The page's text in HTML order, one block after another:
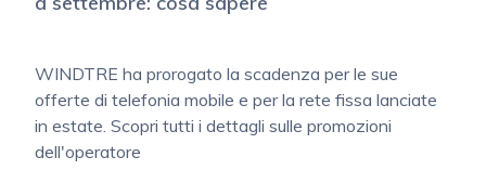
WINDTRE ha prorogato la scadenza per le sue
offerte di telefonia mobile e per la rete fissa lanciate
in estate. Scopri tutti i dettagli sulle promozioni
dell'operatore